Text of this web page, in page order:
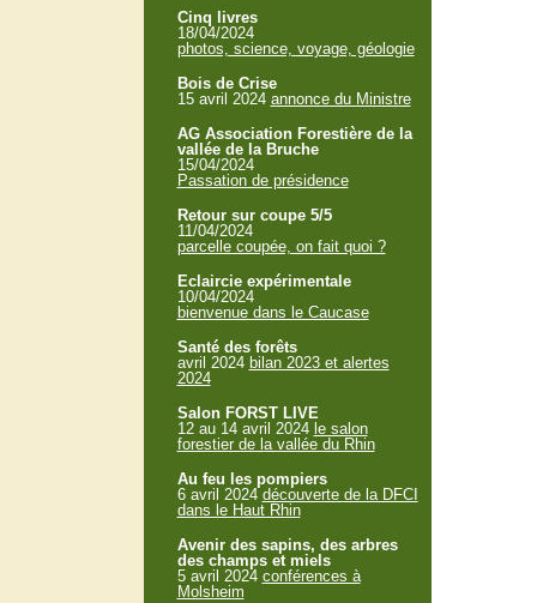
Cinq livres
18/04/2024
photos, science, voyage, géologie
Bois de Crise
15 avril 2024 annonce du Ministre
AG Association Forestière de la
vallée de la Bruche
15/04/2024
Passation de présidence
Retour sur coupe 5/5
11/04/2024
parcelle coupée, on fait quoi ?
Eclaircie expérimentale
10/04/2024
bienvenue dans le Caucase
Santé des forêts
avril 2024 bilan 2023 et alertes
2024
Salon FORST LIVE
12 au 14 avril 2024 le salon
forestier de la vallée du Rhin
Au feu les pompiers
6 avril 2024 découverte de la DFCI
dans le Haut Rhin
Avenir des sapins, des arbres
des champs et miels
5 avril 2024 conférences à
Molsheim